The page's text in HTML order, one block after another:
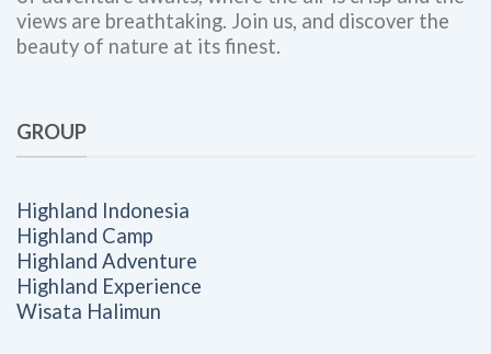
views are breathtaking. Join us, and discover the
beauty of nature at its finest.
GROUP
Highland Indonesia
Highland Camp
Highland Adventure
Highland Experience
Wisata Halimun